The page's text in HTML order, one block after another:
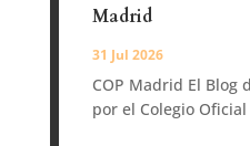
Madrid
31 Jul 2026
COP Madrid El Blog
por el Colegio